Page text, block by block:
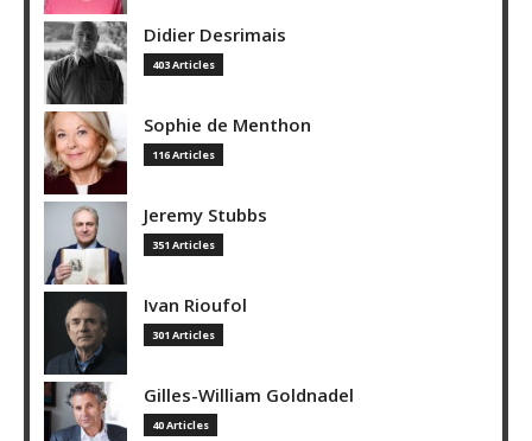
Didier Desrimais
403 Articles
Sophie de Menthon
116 Articles
Jeremy Stubbs
351 Articles
Ivan Rioufol
301 Articles
Gilles-William Goldnadel
40 Articles